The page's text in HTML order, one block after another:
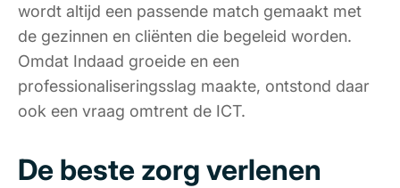
wordt altijd een passende match gemaakt met
de gezinnen en cliënten die begeleid worden.
Omdat Indaad groeide en een
professionaliseringsslag maakte, ontstond daar
ook een vraag omtrent de ICT.
De beste zorg verlenen